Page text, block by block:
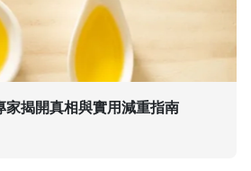
家揭開真相與實用減重指南